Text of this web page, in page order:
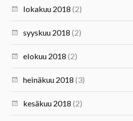
lokakuu 2018 (2)
syyskuu 2018 (2)
elokuu 2018 (2)
heinäkuu 2018 (3)
kesäkuu 2018 (2)